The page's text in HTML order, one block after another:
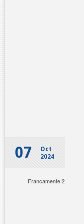
07
Oct
2024
Francamente 2